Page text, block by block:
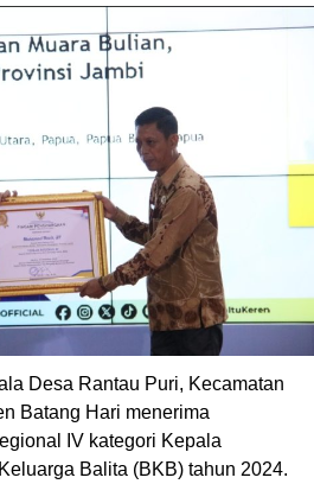
Desa Rantau Puri, Kecamatan
Batang Hari menerima
IV kategori Kepala
Balita (BKB) tahun 2024.